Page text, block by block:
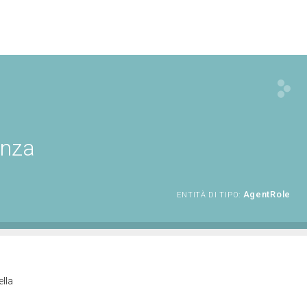
ENTITÀ DI TIPO: AgentRole